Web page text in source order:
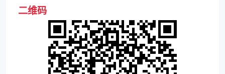
二维码